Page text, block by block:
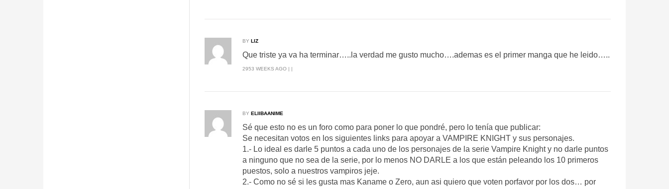
BY LIZ
Que triste ya va ha terminar…..la verdad me gusto mucho….ademas es el primer manga que he leido…..
2953 WEEKS AGO | |
BY ELIIBAANIME
Sé que esto no es un foro como para poner lo que pondré, pero lo tenía que publicar:
Se necesitan votos en los siguientes links para apoyar a VAMPIRE KNIGHT y sus personajes.
1.- Lo ideal es darle 5 puntos a cada uno de los personajes de la serie Vampire Knight y no darle puntos
a ninguno que no sea de la serie, por lo menos NO DARLE a los que están peleando los 10 primeros
puestos, solo a nuestros vampiros jeje.
2.- Como no sé si les gusta mas Kaname o Zero, aun asi quiero que voten porfavor por los dos… por